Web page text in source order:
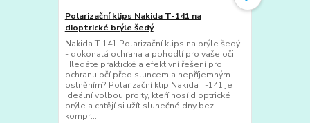
Polarizační klips Nakida T-141 na
dioptrické brýle šedý
Nakida T-141 Polarizační klips na brýle šedý
- dokonalá ochrana a pohodlí pro vaše oči
Hledáte praktické a efektivní řešení pro
ochranu očí před sluncem a nepříjemným
oslněním? Polarizační klip Nakida T-141 je
ideální volbou pro ty, kteří nosí dioptrické
brýle a chtějí si užít slunečné dny bez
kompr...